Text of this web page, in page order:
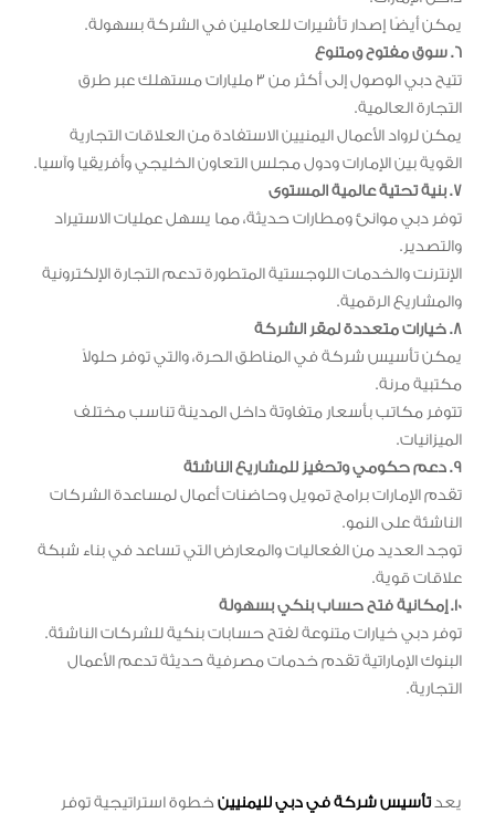
يمكن أيضًا إصدار تأشيرات للعاملين في الشركة بسهولة.
6. سوق مفتوح ومتنوع
تتيح دبي الوصول إلى أكثر من 3 مليارات مستهلك عبر طرق
التجارة العالمية.
يمكن لرواد الأعمال اليمنيين الاستفادة من العلاقات التجارية
القوية بين الإمارات ودول مجلس التعاون الخليجي وأفريقيا وآسيا.
7. بنية تحتية عالمية المستوى
توفر دبي موانئ ومطارات حديثة، مما يسهل عمليات الاستيراد
والتصدير.
الإنترنت والخدمات اللوجستية المتطورة تدعم التجارة الإلكترونية
والمشاريع الرقمية.
8. خيارات متعددة لمقر الشركة
يمكن تأسيس شركة في المناطق الحرة، والتي توفر حلولاً
مكتبية مرنة.
تتوفر مكاتب بأسعار متفاوتة داخل المدينة تناسب مختلف
الميزانيات.
9. دعم حكومي وتحفيز للمشاريع الناشئة
تقدم الإمارات برامج تمويل وحاضنات أعمال لمساعدة الشركات
الناشئة على النمو.
توجد العديد من الفعاليات والمعارض التي تساعد في بناء شبكة
علاقات قوية.
10. إمكانية فتح حساب بنكي بسهولة
توفر دبي خيارات متنوعة لفتح حسابات بنكية للشركات الناشئة.
البنوك الإماراتية تقدم خدمات مصرفية حديثة تدعم الأعمال
التجارية.
يعدتأسيس شركة في دبي لليمنيينخطوة استراتيجية توفر